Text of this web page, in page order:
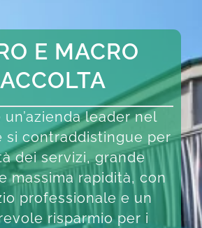
E MACRO
leader nel
si contraddistingue per
dei servizi, grande
massima rapidità, con
professionale e un
risparmio per i